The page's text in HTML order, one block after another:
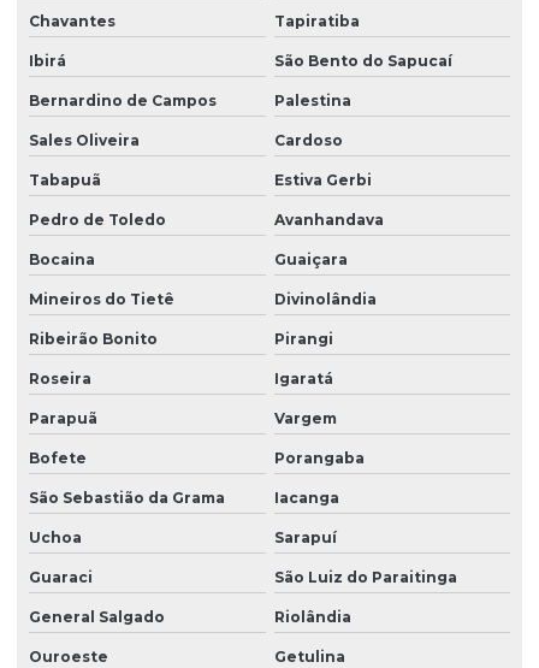
Chavantes Tapiratiba
Ibirá São Bento do Sapucaí
Bernardino de Campos Palestina
Sales Oliveira Cardoso
Tabapuã Estiva Gerbi
Pedro de Toledo Avanhandava
Bocaina Guaiçara
Mineiros do Tietê Divinolândia
Ribeirão Bonito Pirangi
Roseira Igaratá
Parapuã Vargem
Bofete Porangaba
São Sebastião da Grama Iacanga
Uchoa Sarapuí
Guaraci São Luiz do Paraitinga
General Salgado Riolândia
Ouroeste Getulina